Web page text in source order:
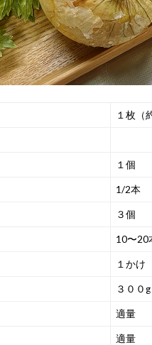
１枚（
１個
1/2本
３個
10〜20
１かけ
３００g
適量
適量